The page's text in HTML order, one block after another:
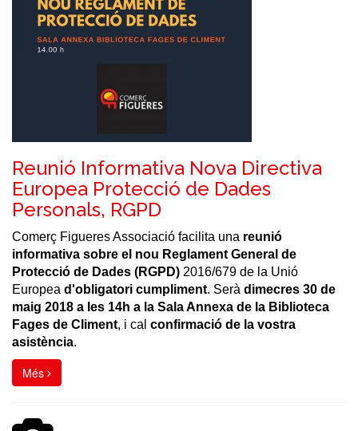
Reunió Informativa Nova Directiva
Europea Protecció de Dades
Personals, RGPD
Comerç Figueres Associació facilita una reunió
informativa sobre el nou Reglament General de
Protecció de Dades (RGPD) 2016/679 de la Unió
Europea d'obligatori cumpliment. Serà dimecres 30 de
maig 2018 a les 14h a la Sala Annexa de la Biblioteca
Fages de Climent, i cal confirmació de la vostra
asistència.
Més